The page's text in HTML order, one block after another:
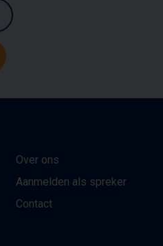
Over ons
Aanmelden als spreker
Contact